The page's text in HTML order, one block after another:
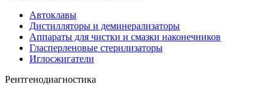
Автоклавы
Дистилляторы и деминерализаторы
Аппараты для чистки и смазки наконечников
Гласперленовые стерилизаторы
Иглосжигатели
Рентгенодиагностика